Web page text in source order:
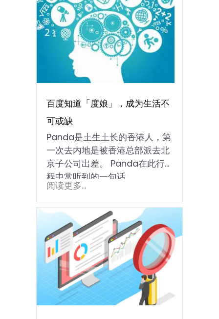
百度知道「度娘」，成为生活不
可或缺
Panda是土生土长的香港人，第
一次去内地是被香港总部派去北
京子公司出差。 Panda在此行
程中常听到的一句话...
阅读更多...